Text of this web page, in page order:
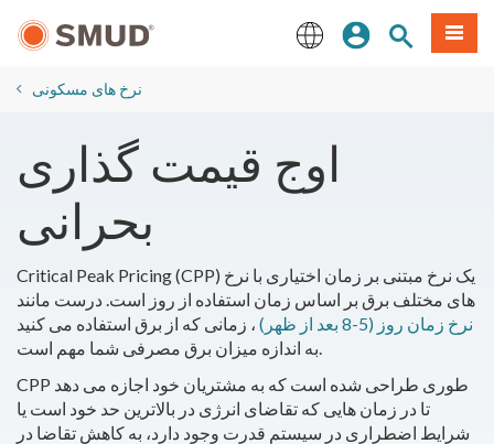
اصلی
ورودسایتمنو
نرخ های مسکونی
اوج قیمت گذاری
بحرانی
Critical Peak Pricing (CPP) یک نرخ مبتنی بر زمان اختیاری با نرخ
های مختلف برق بر اساس زمان استفاده از روز است. درست مانند
نرخ زمان روز (5-8 بعد از ظهر)
، زمانی که از برق استفاده می کنید
به اندازه میزان برق مصرفی شما مهم است.
CPP طوری طراحی شده است که به مشتریان خود اجازه می دهد
تا در زمان هایی که تقاضای انرژی در بالاترین حد خود است یا
شرایط اضطراری در سیستم قدرت وجود دارد، به کاهش تقاضا در